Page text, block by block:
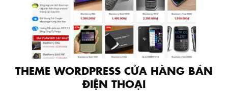
THEME WORDPRESS CỬA HÀNG BÁN
ĐIỆN THOẠI